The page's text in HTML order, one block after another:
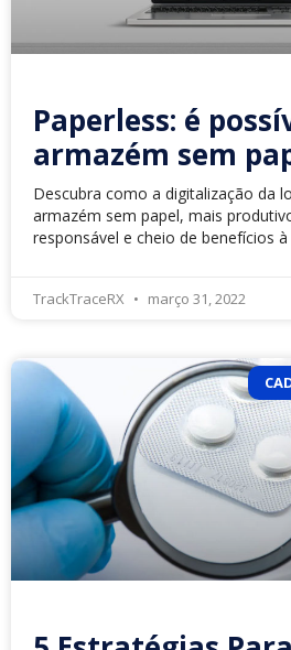
Paperless: é
armazém sem
Descubra como a digitalização da
armazém sem papel, mais
responsável e cheio de benefícios
TrackTraceRX março 31, 2022